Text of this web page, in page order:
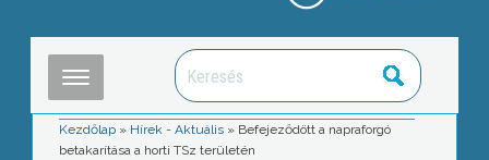
Kezdőlap » Hírek - Aktuális » Befejeződött a napraforgó
betakarítása a horti TSz területén